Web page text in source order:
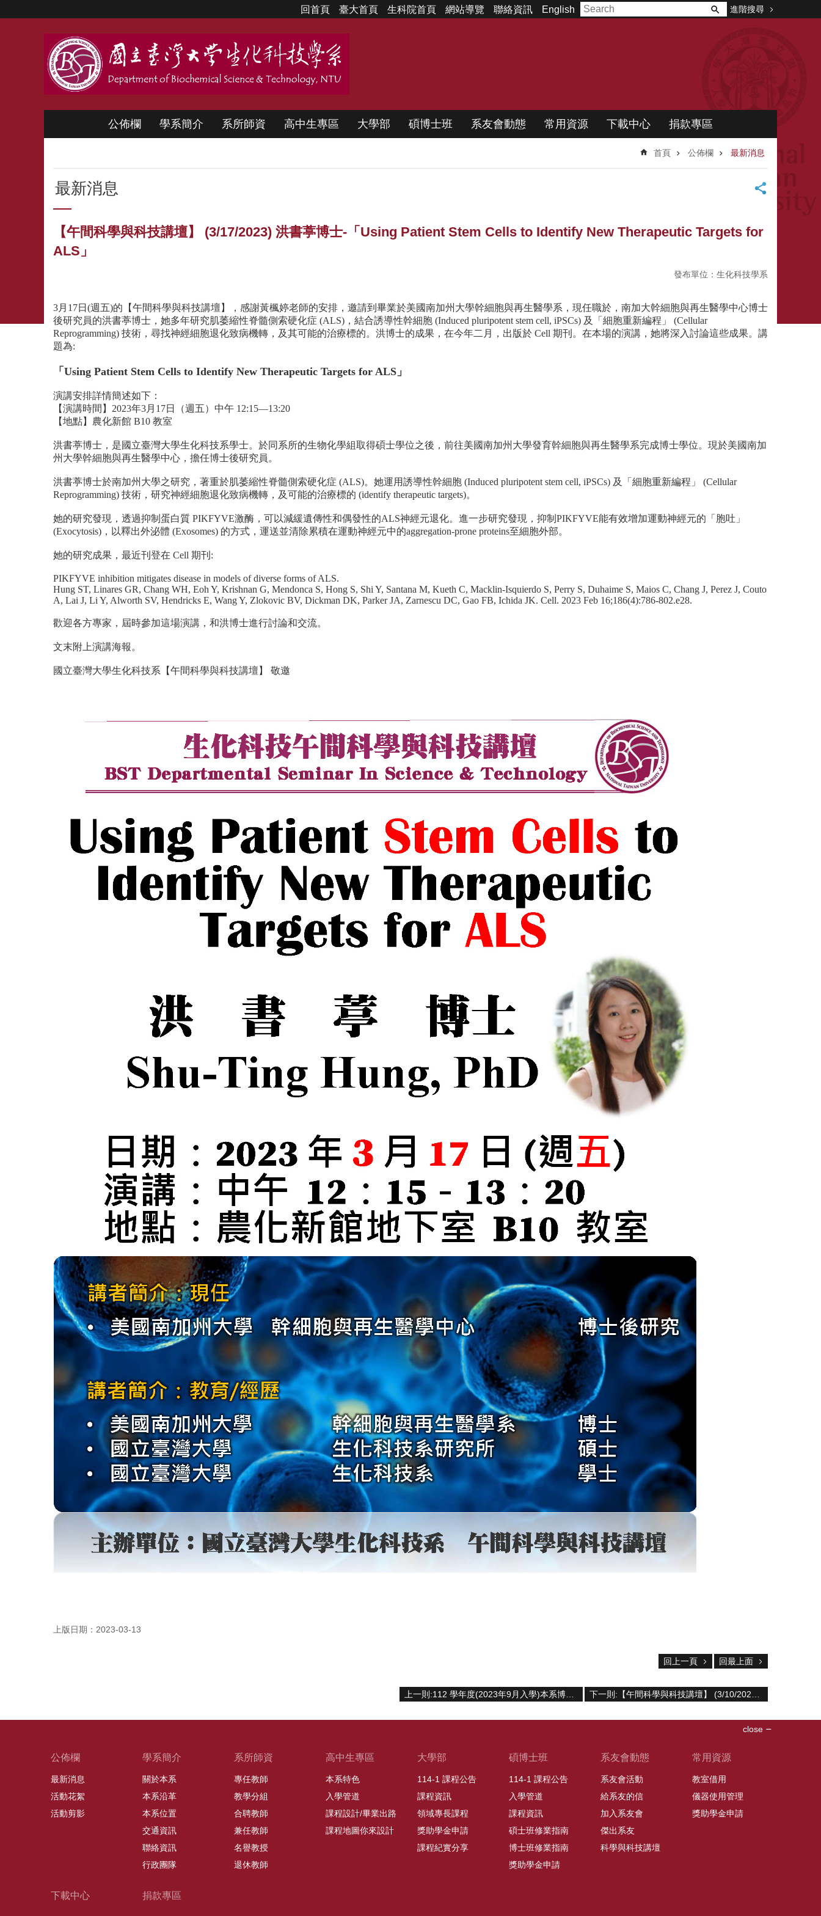
回首頁 臺大首頁 生科院首頁 網站導覽 聯絡資訊 English 進階搜尋
公佈欄 學系簡介 系所師資 高中生專區 大學部 碩博士班 系友會動態 常用資源 下載中心 捐款專區
首頁 公佈欄 最新消息
最新消息
【午間科學與科技講壇】 (3/17/2023) 洪書葶博士-「Using Patient Stem Cells to Identify New Therapeutic Targets for
ALS」
發布單位：生化科技學系
3月17日(週五)的【午間科學與科技講壇】，感謝黃楓婷老師的安排，邀請到畢業於美國南加州大學幹細胞與再生醫學系，現任職於，南加大幹細胞與再生醫學中心博士
後研究員的洪書葶博士，她多年研究肌萎縮性脊髓側索硬化症 (ALS)，結合誘導性幹細胞 (Induced pluripotent stem cell, iPSCs) 及「細胞重新編程」 (Cellular
Reprogramming) 技術，尋找神經細胞退化致病機轉，及其可能的治療標的。洪博士的成果，在今年二月，出版於 Cell 期刊。在本場的演講，她將深入討論這些成果。講
題為:
「Using Patient Stem Cells to Identify New Therapeutic Targets for ALS」
演講安排詳情簡述如下：
【演講時間】2023年3月17日（週五）中午 12:15—13:20
【地點】農化新館 B10 教室
洪書葶博士，是國立臺灣大學生化科技系學士。於同系所的生物化學組取得碩士學位之後，前往美國南加州大學發育幹細胞與再生醫學系完成博士學位。現於美國南加
州大學幹細胞與再生醫學中心，擔任博士後研究員。
洪書葶博士於南加州大學之研究，著重於肌萎縮性脊髓側索硬化症 (ALS)。她運用誘導性幹細胞 (Induced pluripotent stem cell, iPSCs) 及「細胞重新編程」 (Cellular
Reprogramming) 技術，研究神經細胞退化致病機轉，及可能的治療標的 (identify therapeutic targets)。
她的研究發現，透過抑制蛋白質 PIKFYVE激酶，可以減緩遺傳性和偶發性的ALS神經元退化。進一步研究發現，抑制PIKFYVE能有效增加運動神經元的「胞吐」
(Exocytosis)，以釋出外泌體 (Exosomes) 的方式，運送並清除累積在運動神經元中的aggregation-prone proteins至細胞外部。
她的研究成果，最近刊登在 Cell 期刊:
PIKFYVE inhibition mitigates disease in models of diverse forms of ALS.
Hung ST, Linares GR, Chang WH, Eoh Y, Krishnan G, Mendonca S, Hong S, Shi Y, Santana M, Kueth C, Macklin-Isquierdo S, Perry S, Duhaime S, Maios C, Chang J, Perez J, Couto
A, Lai J, Li Y, Alworth SV, Hendricks E, Wang Y, Zlokovic BV, Dickman DK, Parker JA, Zarnescu DC, Gao FB, Ichida JK. Cell. 2023 Feb 16;186(4):786-802.e28.
歡迎各方專家，屆時參加這場演講，和洪博士進行討論和交流。
文末附上演講海報。
國立臺灣大學生化科技系【午間科學與科技講壇】 敬邀
上版日期：2023-03-13
回上一頁 回最上面
上一則:112 學年度(2023年9月入學)本系博士班招生公告 下一則:【午間科學與科技講壇】 (3/10/2023) 許弼強博士-「築夢保瑞 閃藥全球」
close
公佈欄
最新消息
活動花絮
活動剪影
學系簡介
關於本系
本系沿革
本系位置
交通資訊
聯絡資訊
行政團隊
系所師資
專任教師
教學分組
合聘教師
兼任教師
名譽教授
退休教師
高中生專區
本系特色
入學管道
課程設計/畢業出路
課程地圖你來設計
大學部
114-1 課程公告
課程資訊
領域專長課程
獎助學金申請
課程紀實分享
碩博士班
114-1 課程公告
入學管道
課程資訊
碩士班修業指南
博士班修業指南
獎助學金申請
系友會動態
系友會活動
給系友的信
加入系友會
傑出系友
科學與科技講壇
常用資源
教室借用
儀器使用管理
獎助學金申請
下載中心 捐款專區